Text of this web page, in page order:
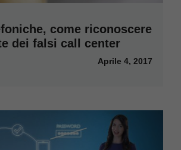
come riconoscere
dei falsi call center
Aprile 4, 2017